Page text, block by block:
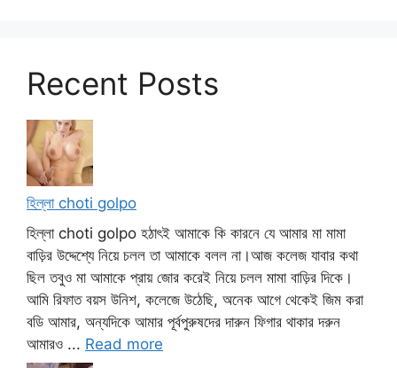
Recent Posts
হিল্লা choti golpo
হিল্লা choti golpo হঠাৎই আমাকে কি কারনে যে আমার মা মামা
বাড়ির উদ্দেশ্যে নিয়ে চলল তা আমাকে বলল না।আজ কলেজ যাবার কথা
ছিল তবুও মা আমাকে প্রায় জোর করেই নিয়ে চলল মামা বাড়ির দিকে।
আমি রিফাত বয়স উনিশ, কলেজে উঠেছি, অনেক আগে থেকেই জিম করা
বডি আমার, অন্যদিকে আমার পূর্বপুরুষদের দারুন ফিগার থাকার দরুন
আমারও ... Read more